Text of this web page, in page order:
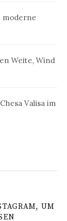
moderne
Weite, Wind
Valisa im
UM